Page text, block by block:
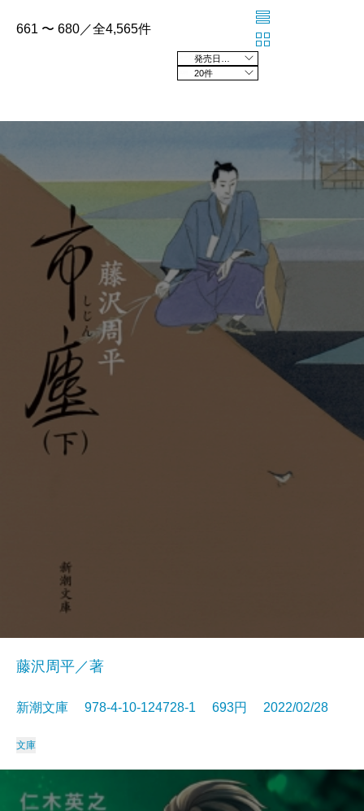
661 〜 680／全4,565件
20件
藤沢周平／著
新潮文庫 978-4-10-124728-1 693円 2022/02/28
文庫